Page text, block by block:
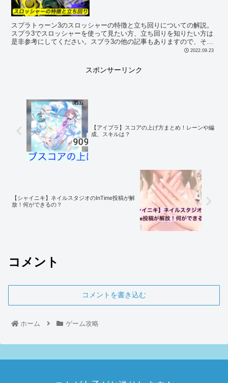
スプラトゥーン3のスロッシャーの特徴と立ち回りについての解説。
スプラ3でスロッシャーを使って見たい方、立ち回りを知りたい方は
是非参考にしてください。スプラ3の他の記事もありますので、そち
2022.09.23
スポンサーリンク
【アイプラ】スコアの上げ方まとめ！レーンや編
成、スキルは？
【シャイニキ】ネイルスタジオのInTime投稿が解
放！何ができるの？
コメント
コメントを書き込む
ホーム ゲーム攻略